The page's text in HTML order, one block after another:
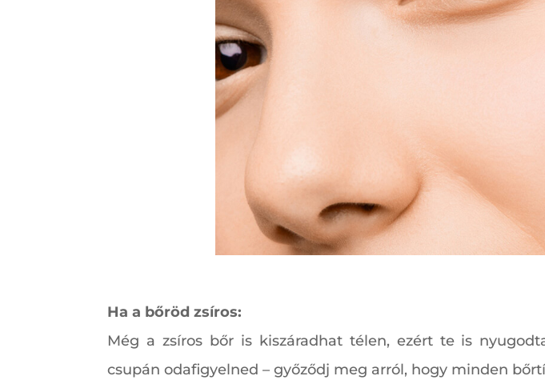
Ha a bőröd zsíros:
Még a zsíros bőr is kiszáradhat télen, ezért te is
csupán odafigyelned – győződj meg arról, hogy minden